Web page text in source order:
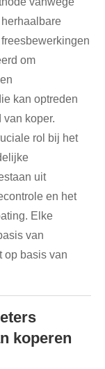
om
kan optreden
koper.
rol bij het
​​uit
en het
Elke
van
op basis van
koperen